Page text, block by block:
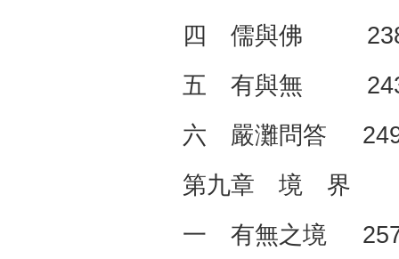
四 儒與佛
五 有與無
六 嚴灘問答
第九章 境
一 有無之境